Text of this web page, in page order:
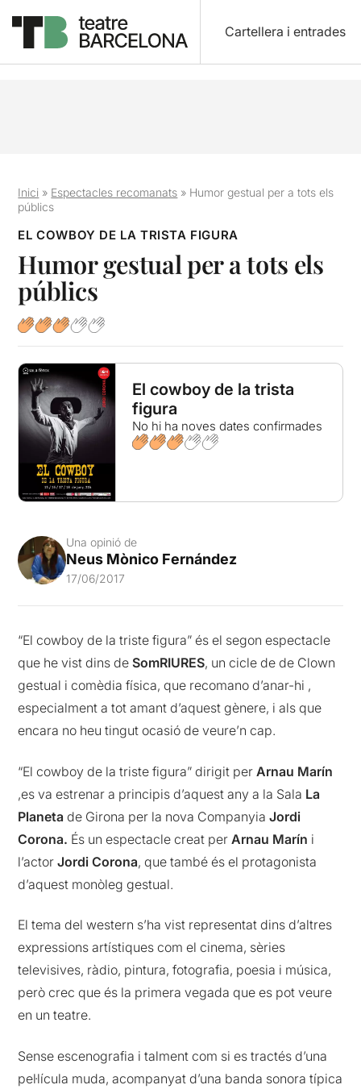
Cartellera i entrades
Inici » Espectacles recomanats » Humor gestual per a tots els
públics
EL COWBOY DE LA TRISTA FIGURA
Humor gestual per a tots els
públics
El cowboy de la trista
figura
No hi ha noves dates confirmades
Una opinió de
Neus Mònico Fernández
17/06/2017
“El cowboy de la triste figura” és el segon espectacle
que he vist dins deSomRIURES, un cicle de de Clown
gestual i comèdia física, que recomano d’anar-hi ,
especialment a tot amant d’aquest gènere, i als que
encara no heu tingut ocasió de veure’n cap.
“El cowboy de la triste figura” dirigit perArnau Marín
,es va estrenar a principis d’aquest any a la Sala La
Planeta de Girona per la nova CompanyiaJordi
Corona. És un espectacle creat perArnau Marín i
l’actorJordi Corona, que també és el protagonista
d’aquest monòleg gestual.
El tema del western s’ha vist representat dins d’altres
expressions artístiques com el cinema, sèries
televisives, ràdio, pintura, fotografia, poesia i música,
però crec que és la primera vegada que es pot veure
en un teatre.
Sense escenografia i talment com si es tractés d’una
pel·lícula muda, acompanyat d’una banda sonora típica